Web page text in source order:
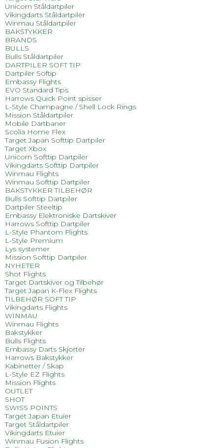
Unicorn Ståldartpiler
Vikingdarts Ståldartpiler
Winmau Ståldartpiler
BAKSTYKKER
BRANDS
BULLS
Bulls Ståldartpiler
DARTPILER SOFT TIP
Dartpiler Softip
Embassy Flights
EVO Standard Tips
Harrows Quick Point spisser
L-Style Champagne / Shell Lock Rings
Mission Ståldartpiler
Mobile Dartbaner
Scolia Home Flex
Target Japan Softtip Dartpiler
Target Xbox
Unicorn Softtip Dartpiler
Vikingdarts Softtip Dartpiler
Winmau Flights
Winmau Softtip Dartpiler
BAKSTYKKER TILBEHØR
Bulls Softtip Dartpiler
Dartpiler Steeltip
Embassy Elektroniske Dartskiver
Harrows Softtip Dartpiler
L-Style Phantom Flights
L-Style Premium
Lys systemer
Mission Softtip Dartpiler
NYHETER
Shot Flights
Target Dartskiver og Tilbehør
Target Japan K-Flex Flights
TILBEHØR SOFT TIP
Vikingdarts Flights
WINMAU
Winmau Flights
Bakstykker
Bulls Flights
Embassy Darts Skjorter
Harrows Bakstykker
Kabinetter / Skap
L-Style EZ Flights
Mission Flights
OUTLET
SHOT
SWISS POINTS
Target Japan Etuier
Target Ståldartpiler
Vikingdarts Etuier
Winmau Fusion Flights